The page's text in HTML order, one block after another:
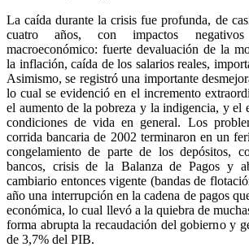
La caída durante la crisis fue profunda, de
cuatro años, con impactos
macroeconómico: fuerte devaluación de la
la inflación, caída de los salarios reales,
Asimismo, se registró una importante
lo cual se evidenció en el incremento
el aumento de la pobreza y la indigencia, y el
condiciones de vida en general. Los
corrida bancaria de 2002 terminaron en un
congelamiento de parte de los depósitos,
bancos, crisis de la Balanza de Pagos y
cambiario entonces vigente (bandas de
año una interrupción en la cadena de pagos
económica, lo cual llevó a la quiebra de
forma abrupta la recaudación del gobierno y
de 3,7% del PIB.